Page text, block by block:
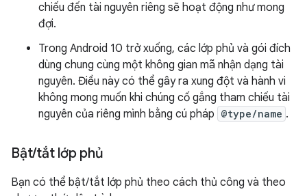
chiếu đến tài nguyên riêng sẽ hoạt động như mong
đợi.
Trong Android 10 trở xuống, các lớp phủ và gói đích
dùng chung cùng một không gian mã nhận dạng tài
nguyên. Điều này có thể gây ra xung đột và hành vi
không mong muốn khi chúng cố gắng tham chiếu tài
nguyên của riêng mình bằng cú pháp @type/name .
Bật/tắt lớp phủ
Bạn có thể bật/tắt lớp phủ theo cách thủ công và theo